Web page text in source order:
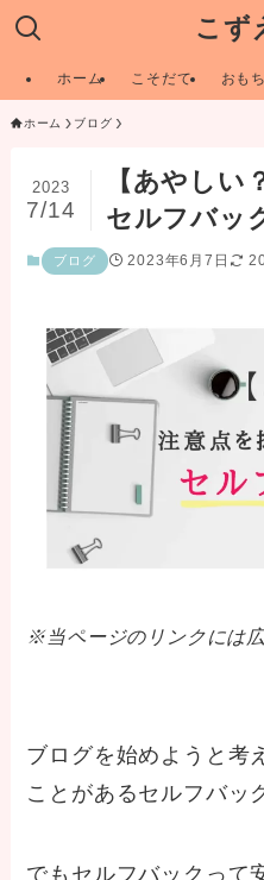
こず
ホーム こそだて おも
ホーム ブログ
【あやしい
セルフバッ
2023
7/14
ブログ 2023年6月7日
※当ページのリンクには
ブログを始めようと考
ことがあるセルフバッ
でもセルフバックって